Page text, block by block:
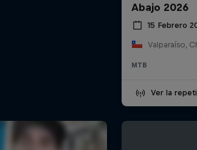
Abajo 2026
15 Febrero
Valparaíso,
MTB
Ver la